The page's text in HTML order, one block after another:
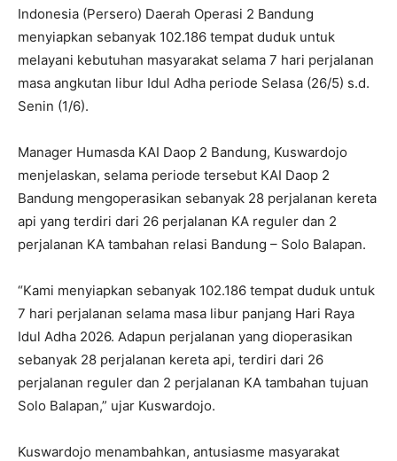
Indonesia (Persero) Daerah Operasi 2 Bandung
menyiapkan sebanyak 102.186 tempat duduk untuk
melayani kebutuhan masyarakat selama 7 hari perjalanan
masa angkutan libur Idul Adha periode Selasa (26/5) s.d.
Senin (1/6).
Manager Humasda KAI Daop 2 Bandung, Kuswardojo
menjelaskan, selama periode tersebut KAI Daop 2
Bandung mengoperasikan sebanyak 28 perjalanan kereta
api yang terdiri dari 26 perjalanan KA reguler dan 2
perjalanan KA tambahan relasi Bandung – Solo Balapan.
“Kami menyiapkan sebanyak 102.186 tempat duduk untuk
7 hari perjalanan selama masa libur panjang Hari Raya
Idul Adha 2026. Adapun perjalanan yang dioperasikan
sebanyak 28 perjalanan kereta api, terdiri dari 26
perjalanan reguler dan 2 perjalanan KA tambahan tujuan
Solo Balapan,” ujar Kuswardojo.
Kuswardojo menambahkan, antusiasme masyarakat